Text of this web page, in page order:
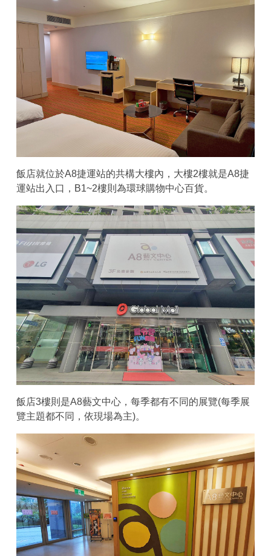
飯店就位於A8捷運站的共構大樓內，大樓2樓就是A8捷
運站出入口，B1~2樓則為環球購物中心百貨。
飯店3樓則是A8藝文中心，每季都有不同的展覽(每季展
覽主題都不同，依現場為主)。